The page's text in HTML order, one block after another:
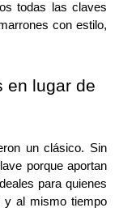
todas las claves
con estilo,
en lugar de
un clásico. Sin
porque aportan
para quienes
y al mismo tiempo